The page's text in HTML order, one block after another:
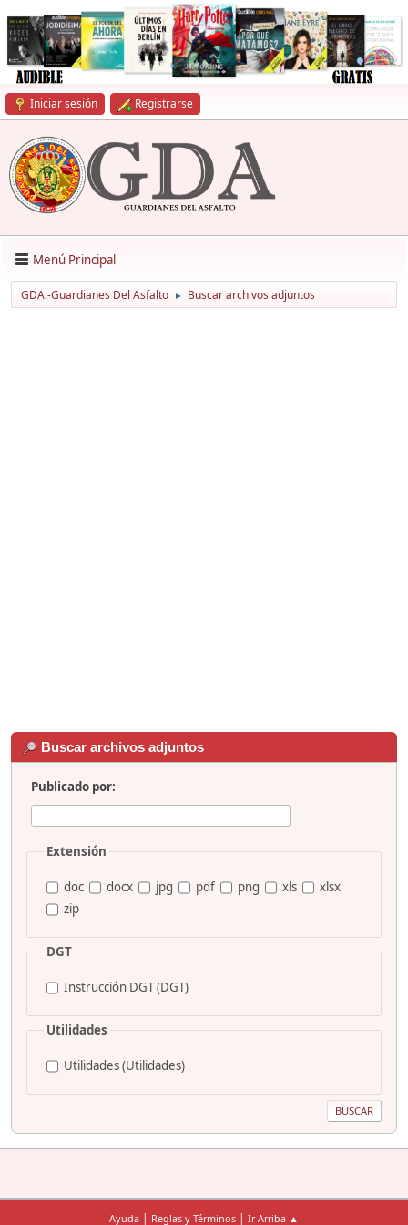
Iniciar sesión Registrarse
Menú Principal
GDA.-Guardianes Del Asfalto ► Buscar archivos adjuntos
Buscar archivos adjuntos
Publicado por:
Extensión
doc docx jpg pdf png xls
xlsx
zip
DGT
Instrucción DGT (DGT)
Utilidades
Utilidades (Utilidades)
Ayuda | Reglas y Términos | Ir Arriba ▲